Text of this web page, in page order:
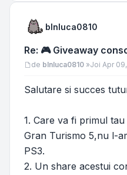
blnluca0810
Re: 🎮 Giveaway
Mesaj
de blnluca0810 »Joi Apr 09,
Salutare si succes
1. Care va fi primul
Gran Turismo 5,nu l-
PS3.
2. Un share acestui